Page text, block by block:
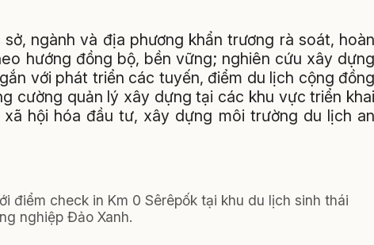
ngành và địa phương khẩn trương rà soát, hoàn
hướng đồng bộ, bền vững; nghiên cứu xây dựng
với phát triển các tuyến, điểm du lịch cộng đồng
cường quản lý xây dựng tại các khu vực triển khai
hội hóa đầu tư, xây dựng môi trường du lịch an
điểm check in Km 0 Sêrêpốk tại khu du lịch sinh thái
nghiệp Đảo Xanh.